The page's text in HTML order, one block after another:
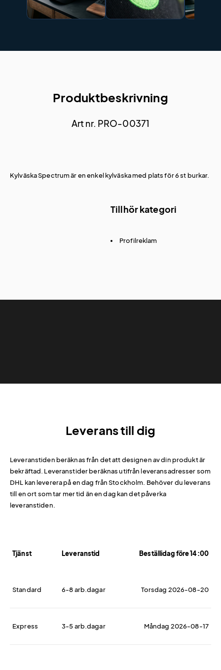
Produktbeskrivning
Art nr. PRO-00371
Kylväska Spectrum är en enkel kylväska med plats för 6 st burkar.
Tillhör kategori
Profilreklam
Leverans till dig
Leveranstiden beräknas från det att designen av din produkt är
bekräftad. Leveranstider beräknas utifrån leveransadresser som
DHL kan leverera på en dag från Stockholm. Behöver du leverans
till en ort som tar mer tid än en dag kan det påverka
leveranstiden.
Tjänst Leveranstid Beställidag före 14:00
Standard 6-8 arb.dagar Torsdag 2026-08-20
Express 3-5 arb.dagar Måndag 2026-08-17